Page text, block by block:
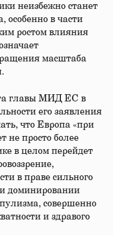
неизбежно станет
особенно в части
ростом влияния
масштаба
главы МИД ЕС в
его заявления
что Европа «при
не просто более
в целом перейдет
в праве сильного
и доминировании
совершенно
и здравого